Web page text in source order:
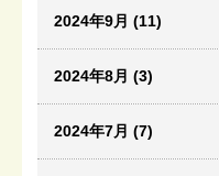
2024年9月 (11)
2024年8月 (3)
2024年7月 (7)